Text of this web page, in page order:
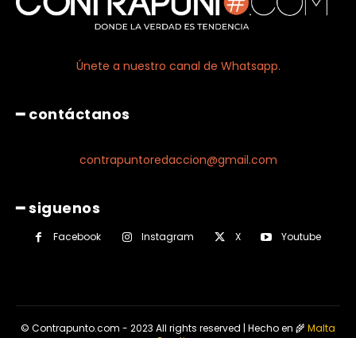
Únete a nuestro canal de Whatsapp.
━ contáctanos
contrapuntoredaccion@gmail.com
━ siguenos
Facebook Instagram X Youtube
© Contrapunto.com - 2023 All rights reserved | Hecho en 🌾Malta